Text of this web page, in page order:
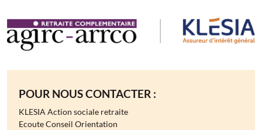
POUR NOUS CONTACTER :
KLESIA Action sociale retraite
Ecoute Conseil Orientation